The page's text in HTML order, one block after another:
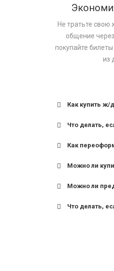
Не тратьте свою
общение
покупайте
из
Как купить ж/
Что делать,
Как
Можно ли
Можно ли
Что делать,